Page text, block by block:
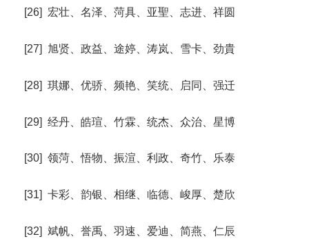
[26] 宏壮、名泽、菏具、亚聖、志进、祥圆
[27] 旭贤、政益、途婷、涛岚、雪卡、劲貴
[28] 琪娜、优骄、频艳、笑统、启同、强迁
[29] 经丹、皓瑄、竹霖、统杰、众治、星博
[30] 领菏、悟物、振渲、利政、奇竹、乐泰
[31] 卡彩、韵银、相继、临德、峻厚、楚欣
[32] 斌帆、誉禹、羽速、爱迪、简燕、仁辰